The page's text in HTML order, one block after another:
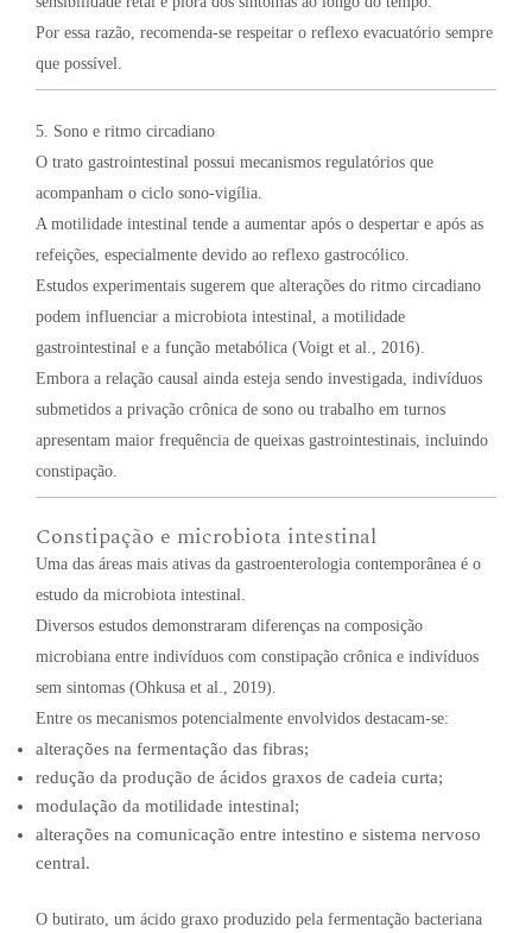
Por essa razão, recomenda-se respeitar o reflexo evacuatório sempre
que possível.
5. Sono e ritmo circadiano
O trato gastrointestinal possui mecanismos regulatórios que
acompanham o ciclo sono-vigília.
A motilidade intestinal tende a aumentar após o despertar e após as
refeições, especialmente devido ao reflexo gastrocólico.
Estudos experimentais sugerem que alterações do ritmo circadiano
podem influenciar a microbiota intestinal, a motilidade
gastrointestinal e a função metabólica (Voigt et al., 2016).
Embora a relação causal ainda esteja sendo investigada, indivíduos
submetidos a privação crônica de sono ou trabalho em turnos
apresentam maior frequência de queixas gastrointestinais, incluindo
constipação.
Constipação e microbiota intestinal
Uma das áreas mais ativas da gastroenterologia contemporânea é o
estudo da microbiota intestinal.
Diversos estudos demonstraram diferenças na composição
microbiana entre indivíduos com constipação crônica e indivíduos
sem sintomas (Ohkusa et al., 2019).
Entre os mecanismos potencialmente envolvidos destacam-se:
alterações na fermentação das fibras;
redução da produção de ácidos graxos de cadeia curta;
modulação da motilidade intestinal;
alterações na comunicação entre intestino e sistema nervoso
central.
O butirato, um ácido graxo produzido pela fermentação bacteriana